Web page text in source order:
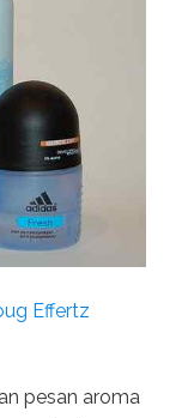
Effertz
pesan aroma